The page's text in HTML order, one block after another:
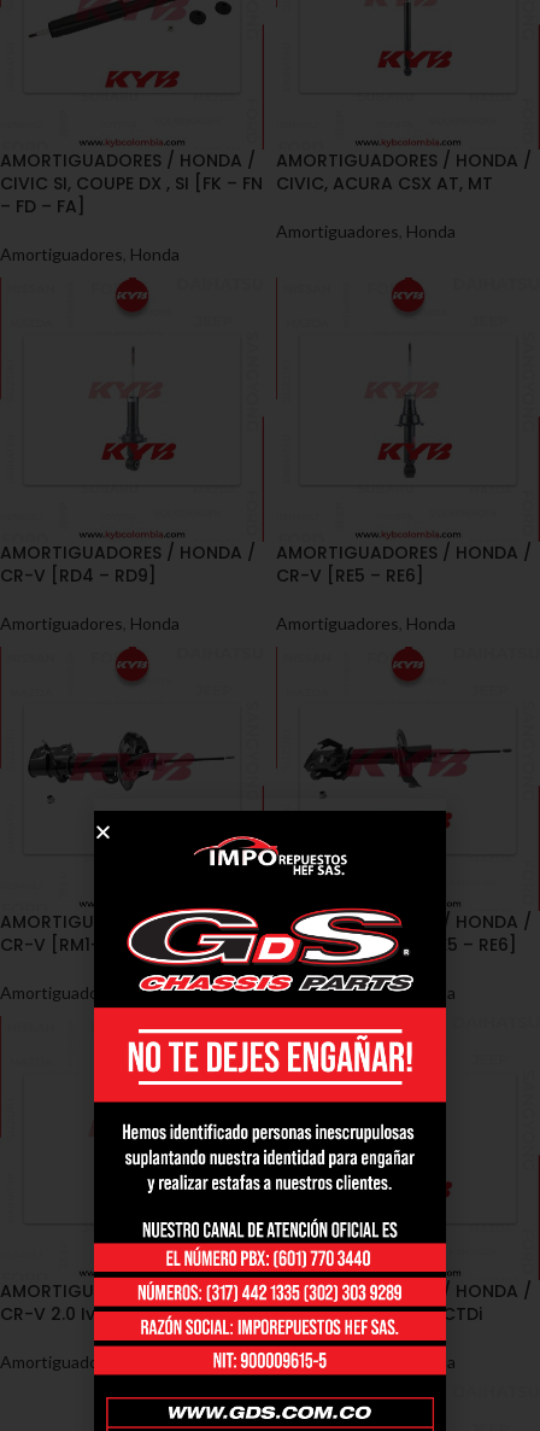
AMORTIGUADORES / HONDA /
CIVIC SI, COUPE DX , SI [FK – FN
– FD – FA]
Amortiguadores Honda
AMORTIGUADORES / HONDA /
CIVIC, ACURA CSX AT, MT
Amortiguadores Honda
AMORTIGUADORES / HONDA /
CR-V [RD4 – RD9]
Amortiguadores Honda
AMORTIGUADORES / HONDA /
CR-V [RE5 – RE6]
Amortiguadores Honda
AMORTIGUADORES / HONDA /
CR-V [RM1– RM4, RE5 – RE6]
Amortiguadores Honda
AMORTIGUADORES / HONDA /
CR-V [RM1– RM4, RE5 – RE6]
Amortiguadores,Honda
AMORTIGUADORES / HONDA /
CR-V 2.0 Ivtec, 2.2 iCTDi
Amortiguadores
AMORTIGUADORES / HONDA /
CR-V 2.0 Ivtec, 2.2 iCTDi
Amortiguadores Honda